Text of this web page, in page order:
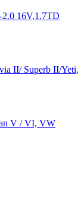
16V,1.7TD
II/ Superb II/Yeti,
V / VI, VW